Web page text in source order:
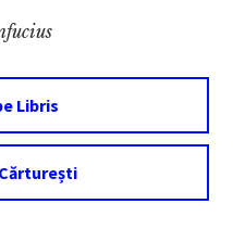
Libris